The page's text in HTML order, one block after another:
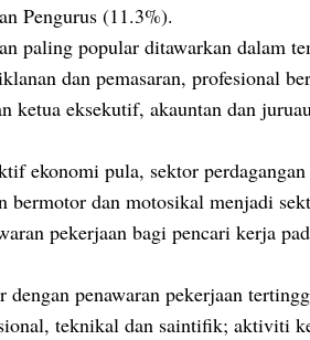
Pengurus (11.3%).
paling popular ditawarkan dalam
dan pemasaran, profesional
ketua eksekutif, akauntan dan
ekonomi pula, sektor
bermotor dan motosikal menjadi
pekerjaan bagi pencari kerja
penawaran pekerjaan
teknikal dan saintifik; aktiviti